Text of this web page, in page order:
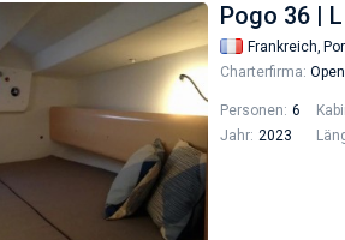
Pogo 36 |
Frankreich,
Charterfirma:
Personen: 6
Jahr: 2023